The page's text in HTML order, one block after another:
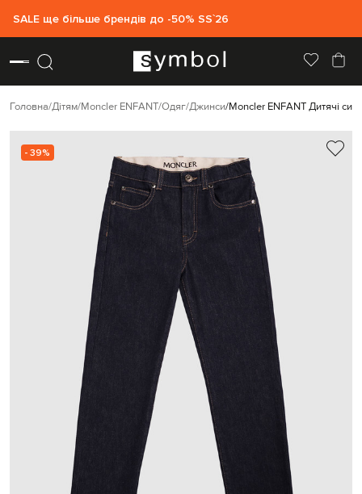
SALE ще більше брендів до -50% SS`26
Головна Дітям Moncler ENFANT Одяг Джинси Moncler ENFANT Дитячі
- 39%